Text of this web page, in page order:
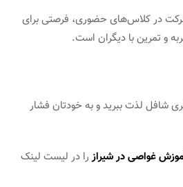
در کلاس‌های حضوری، فرصتی برای
و تمرین با دیگران است.
شافل لذت ببرید و به خودتان فشار
غواصی در شیرازرا در لیست لینک